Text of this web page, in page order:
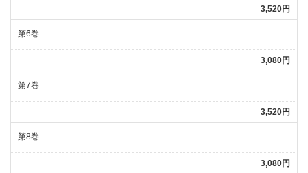
3,520円
第6巻
3,080円
第7巻
3,520円
第8巻
3,080円